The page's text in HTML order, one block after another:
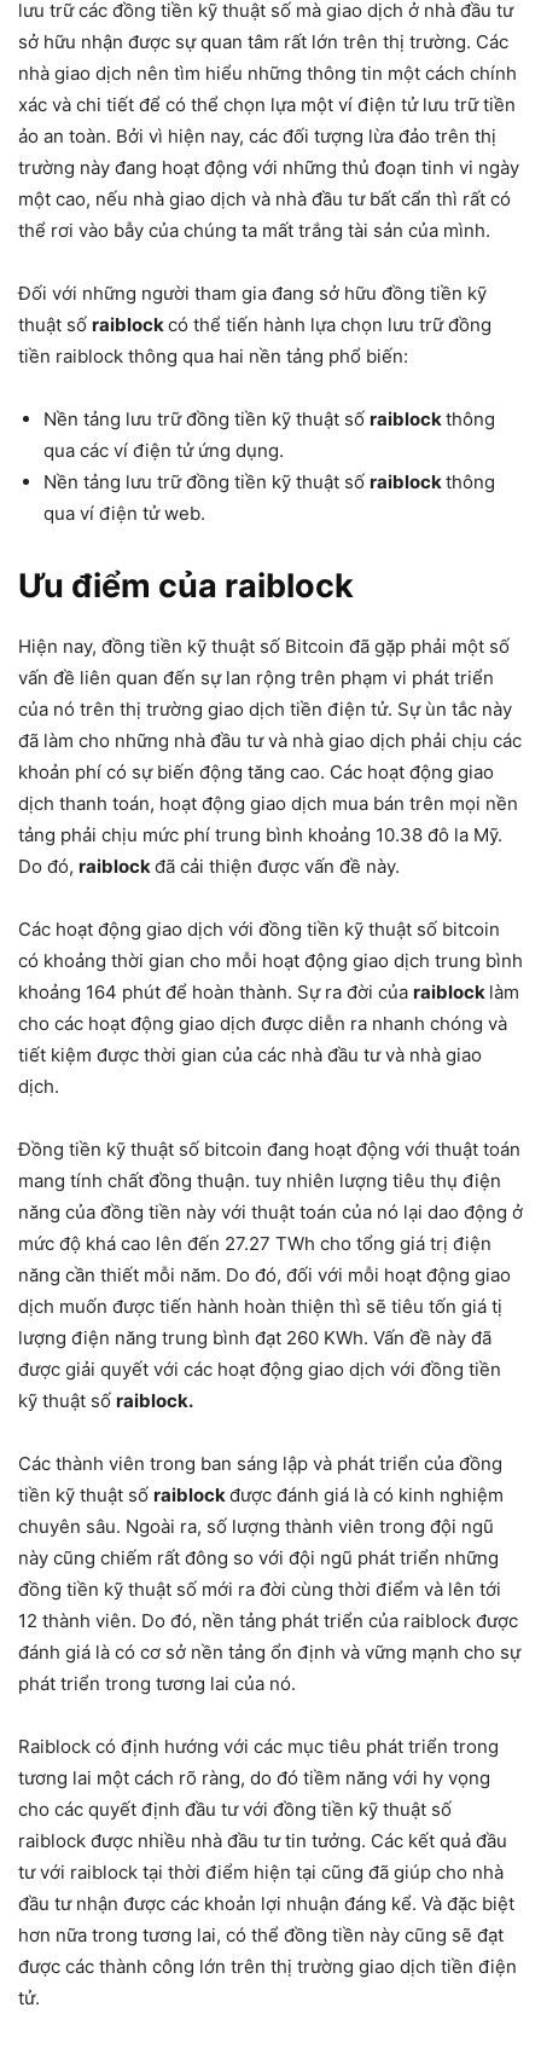
lưu trữ các đồng tiền kỹ thuật số mà giao dịch ở nhà đầu tư
sở hữu nhận được sự quan tâm rất lớn trên thị trường. Các
nhà giao dịch nên tìm hiểu những thông tin một cách chính
xác và chi tiết để có thể chọn lựa một ví điện tử lưu trữ tiền
ảo an toàn. Bởi vì hiện nay, các đối tượng lừa đảo trên thị
trường này đang hoạt động với những thủ đoạn tinh vi ngày
một cao, nếu nhà giao dịch và nhà đầu tư bất cẩn thì rất có
thể rơi vào bẫy của chúng ta mất trắng tài sản của mình.
Đối với những người tham gia đang sở hữu đồng tiền kỹ
thuật số raiblockcó thể tiến hành lựa chọn lưu trữ đồng
tiền raiblock thông qua hai nền tảng phổ biến:
Nền tảng lưu trữ đồng tiền kỹ thuật số raiblockthông
qua các ví điện tử ứng dụng.
Nền tảng lưu trữ đồng tiền kỹ thuật số raiblockthông
qua ví điện tử web.
Ưu điểm của raiblock
Hiện nay, đồng tiền kỹ thuật số Bitcoin đã gặp phải một số
vấn đề liên quan đến sự lan rộng trên phạm vi phát triển
của nó trên thị trường giao dịch tiền điện tử. Sự ùn tắc này
đã làm cho những nhà đầu tư và nhà giao dịch phải chịu các
khoản phí có sự biến động tăng cao. Các hoạt động giao
dịch thanh toán, hoạt động giao dịch mua bán trên mọi nền
tảng phải chịu mức phí trung bình khoảng 10.38 đô la Mỹ.
Do đó, raiblockđã cải thiện được vấn đề này.
Các hoạt động giao dịch với đồng tiền kỹ thuật số bitcoin
có khoảng thời gian cho mỗi hoạt động giao dịch trung bình
khoảng 164 phút để hoàn thành. Sự ra đời của raiblock làm
cho các hoạt động giao dịch được diễn ra nhanh chóng và
tiết kiệm được thời gian của các nhà đầu tư và nhà giao
dịch.
Đồng tiền kỹ thuật số bitcoin đang hoạt động với thuật toán
mang tính chất đồng thuận. tuy nhiên lượng tiêu thụ điện
năng của đồng tiền này với thuật toán của nó lại dao động ở
mức độ khá cao lên đến 27.27 TWh cho tổng giá trị điện
năng cần thiết mỗi năm. Do đó, đối với mỗi hoạt động giao
dịch muốn được tiến hành hoàn thiện thì sẽ tiêu tốn giá tị
lượng điện năng trung bình đạt 260 KWh. Vấn đề này đã
được giải quyết với các hoạt động giao dịch với đồng tiền
kỹ thuật số raiblock.
Các thành viên trong ban sáng lập và phát triển của đồng
tiền kỹ thuật số raiblockđược đánh giá là có kinh nghiệm
chuyên sâu. Ngoài ra, số lượng thành viên trong đội ngũ
này cũng chiếm rất đông so với đội ngũ phát triển những
đồng tiền kỹ thuật số mới ra đời cùng thời điểm và lên tới
12 thành viên. Do đó, nền tảng phát triển của raiblock được
đánh giá là có cơ sở nền tảng ổn định và vững mạnh cho sự
phát triển trong tương lai của nó.
Raiblock có định hướng với các mục tiêu phát triển trong
tương lai một cách rõ ràng, do đó tiềm năng với hy vọng
cho các quyết định đầu tư với đồng tiền kỹ thuật số
raiblock được nhiều nhà đầu tư tin tưởng. Các kết quả đầu
tư với raiblock tại thời điểm hiện tại cũng đã giúp cho nhà
đầu tư nhận được các khoản lợi nhuận đáng kể. Và đặc biệt
hơn nữa trong tương lai, có thể đồng tiền này cũng sẽ đạt
được các thành công lớn trên thị trường giao dịch tiền điện
tử.